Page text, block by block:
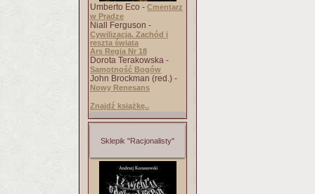
Umberto Eco - Cmentarz
w Pradze
Niall Ferguson -
Cywilizacja. Zachód i
reszta świata
Ars Regia Nr 18
Dorota Terakowska -
Samotność Bogów
John Brockman (red.) -
Nowy Renesans
Znajdź książkę..
Sklepik "Racjonalisty"